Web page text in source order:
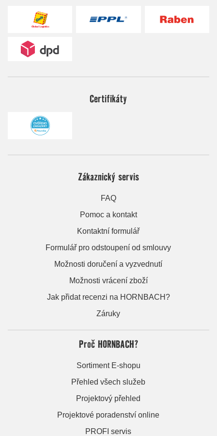
Certifikáty
Zákaznický servis
FAQ
Pomoc a kontakt
Kontaktní formulář
Formulář pro odstoupení od smlouvy
Možnosti doručení a vyzvednutí
Možnosti vrácení zboží
Jak přidat recenzi na HORNBACH?
Záruky
Proč HORNBACH?
Sortiment E-shopu
Přehled všech služeb
Projektový přehled
Projektové poradenství online
PROFI servis